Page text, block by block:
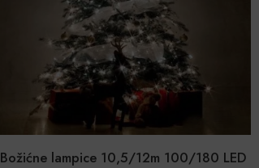
Božićne lampice 10,5/12m 100/180 LED